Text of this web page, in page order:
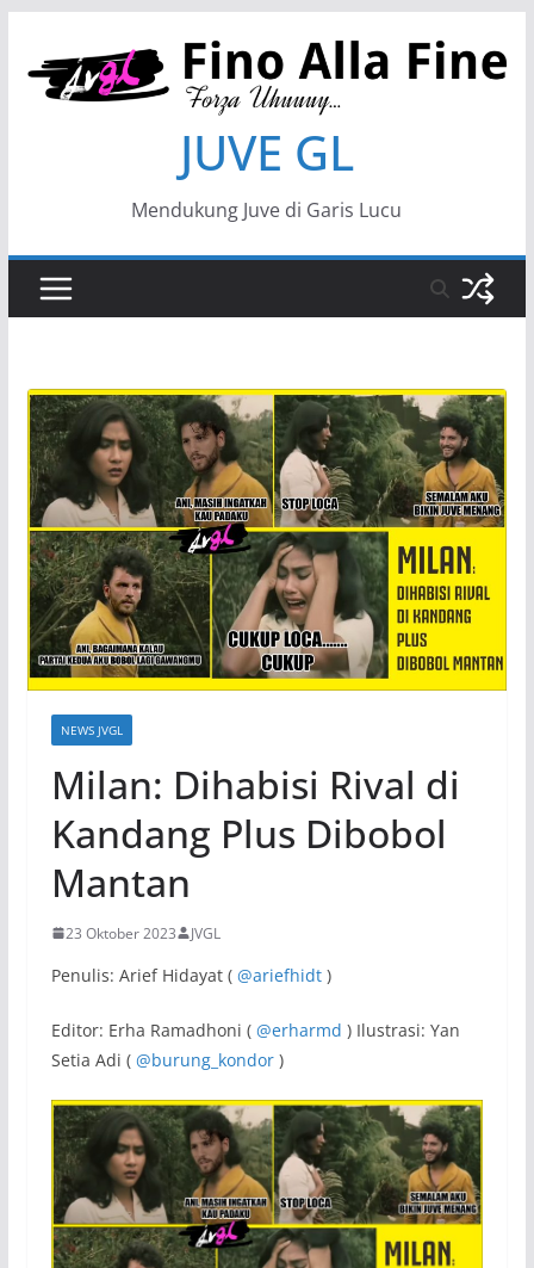
JUVE GL
Mendukung Juve di Garis Lucu
NEWS JVGL
Milan: Dihabisi Rival di
Kandang Plus Dibobol
Mantan
23 Oktober 2023 JVGL
Penulis: Arief Hidayat ( @ariefhidt)
Editor: Erha Ramadhoni ( @erharmd ) Ilustrasi: Yan
Setia Adi ( @burung_kondor)